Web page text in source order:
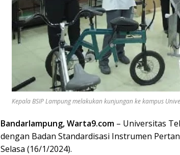
Kepala BSIP Lampung melakukan kunjungan ke kampus
Bandarlampung, Warta9.com – Universitas
dengan Badan Standardisasi Instrumen
Selasa (16/1/2024).